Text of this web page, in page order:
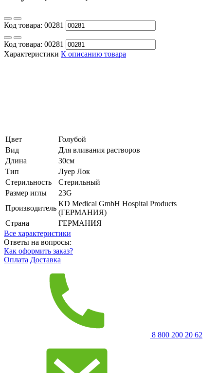
Код товара: 00281
Код товара: 00281
Характеристики К описанию товара
Цвет
Голубой
Вид
Для вливания растворов
Длина
30см
Тип
Луер Лок
Стерильность
Стерильный
Размер иглы
23G
Производитель
KD Medical GmbH Hospital Products
(ГЕРМАНИЯ)
Страна
ГЕРМАНИЯ
Все характеристики
Ответы на вопросы:
Как оформить заказ?
Оплата Доставка
8 800 200 20 62